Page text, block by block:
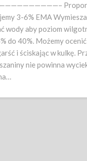
3-6% EMA
wody aby poziom
do 40%. Możemy
i ściskając w kulkę.
nie powinna